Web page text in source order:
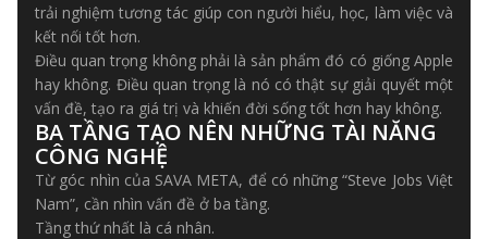
trải nghiệm tương tác giúp con người hiểu, học, làm việc và
kết nối tốt hơn.
Điều quan trọng không phải là sản phẩm đó có giống Apple
hay không. Điều quan trọng là nó có thật sự giải quyết một
vấn đề, tạo ra giá trị và khiến đời sống tốt hơn hay không.
BA TẦNG TẠO NÊN NHỮNG TÀI NĂNG
CÔNG NGHỆ
Từ góc nhìn của SAVA META, để có những “Steve Jobs Việt
Nam”, cần nhìn vấn đề ở ba tầng.
Tầng thứ nhất là cá nhân.